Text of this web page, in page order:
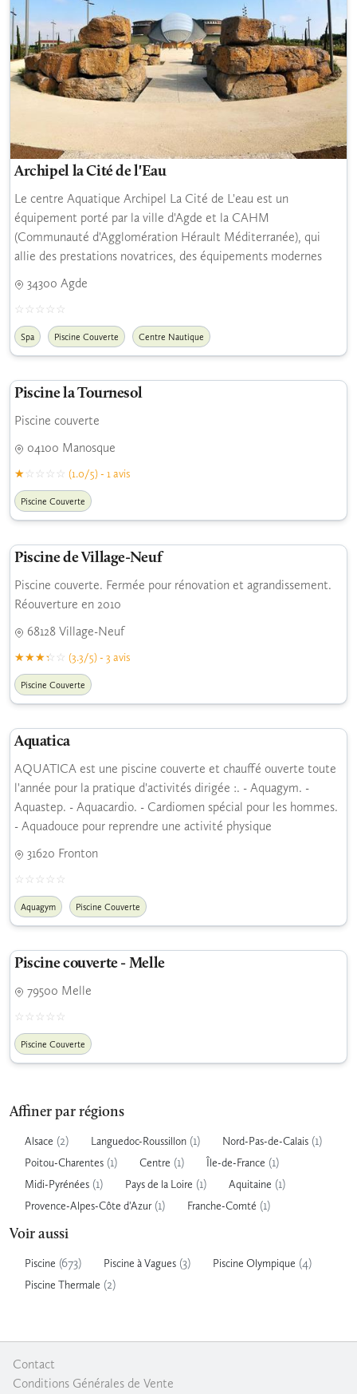
Affiner par régions
Alsace (2) Languedoc-Roussillon (1) Nord-Pas-de-Calais (1)
Poitou-Charentes (1) Centre (1) Île-de-France (1)
Midi-Pyrénées (1) Pays de la Loire (1) Aquitaine (1)
Provence-Alpes-Côte d'Azur(1) Franche-Comté (1)
Voir aussi
Piscine (673) Piscine à Vagues (3) Piscine Olympique (4)
Piscine Thermale (2)
Archipel la Cité de l'Eau
Le centre Aquatique Archipel La Cité de L'eau est un
équipement porté par la ville d'Agde et la CAHM
(Communauté d'Agglomération Hérault Méditerranée), qui
allie des prestations novatrices, des équipements modernes
34300 Agde
Spa Piscine Couverte Centre Nautique
Piscine la Tournesol
Piscine couverte
04100 Manosque
(1.0/5) - 1 avis
Piscine Couverte
Piscine de Village-Neuf
Piscine couverte. Fermée pour rénovation et agrandissement.
Réouverture en 2010
68128 Village-Neuf
(3.3/5) - 3 avis
Piscine Couverte
Aquatica
AQUATICA est une piscine couverte et chauffé ouverte toute
l'année pour la pratique d'activités dirigée :. - Aquagym. -
Aquastep. - Aquacardio. - Cardiomen spécial pour les hommes.
- Aquadouce pour reprendre une activité physique
31620 Fronton
Aquagym Piscine Couverte
Piscine couverte - Melle
79500 Melle
Piscine Couverte
Contact
Conditions Générales de Vente